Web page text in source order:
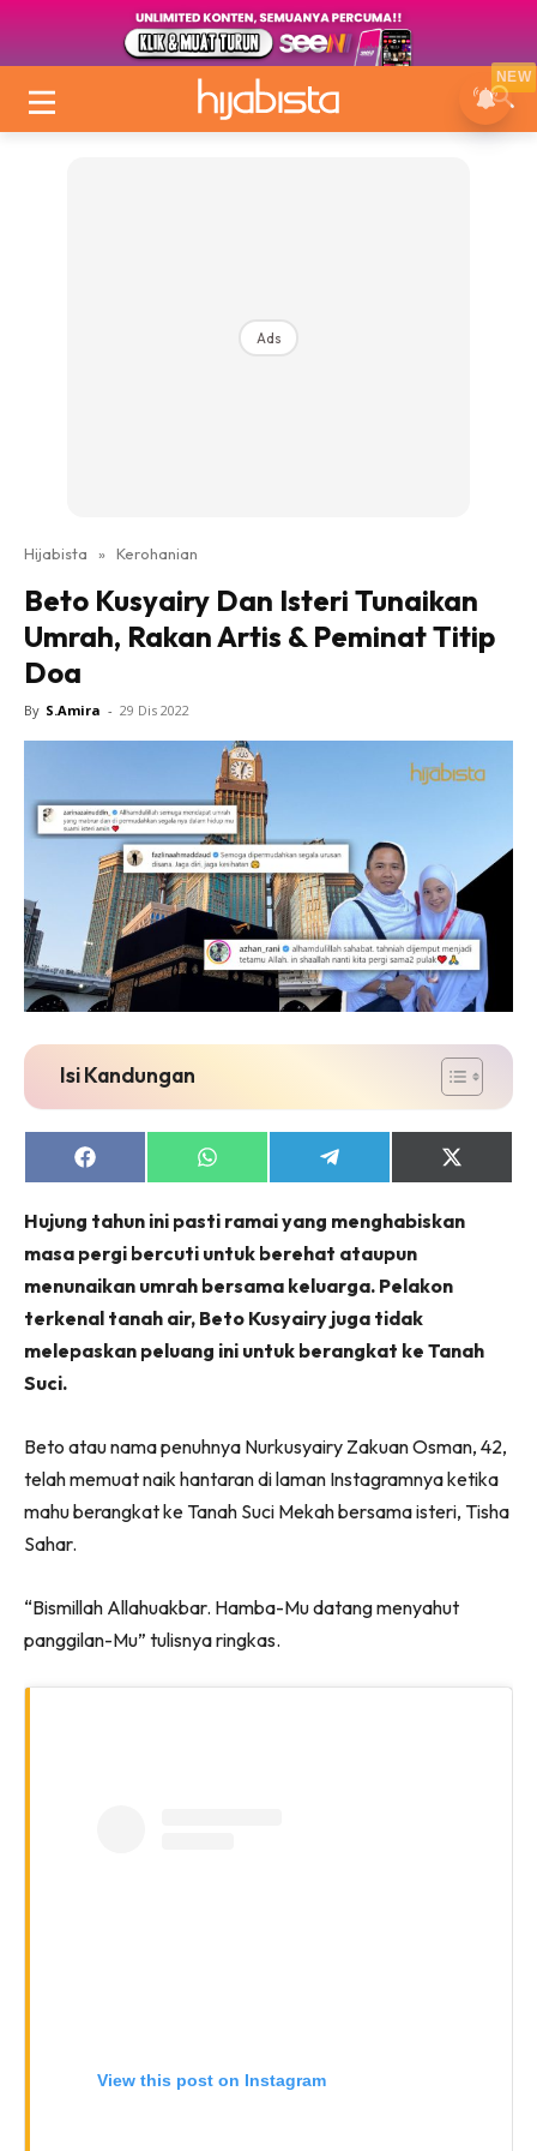
Ads
Hijabista » Kerohanian
Beto Kusyairy Dan Isteri Tunaikan
Umrah, Rakan Artis & Peminat Titip
Doa
By S.Amira - 29 Dis 2022
Isi Kandungan
Share
on
Share
on
Share
on
Share
on
(Twitter)
Hujung tahun ini pasti ramai yang menghabiskan
masa pergi bercuti untuk berehat ataupun
menunaikan umrah bersama keluarga. Pelakon
terkenal tanah air, Beto Kusyairy juga tidak
melepaskan peluang ini untuk berangkat ke Tanah
Suci.
Beto atau nama penuhnya Nurkusyairy Zakuan Osman, 42,
telah memuat naik hantaran di laman Instagramnya ketika
mahu berangkat ke Tanah Suci Mekah bersama isteri, Tisha
Sahar.
“Bismillah Allahuakbar. Hamba-Mu datang menyahut
panggilan-Mu” tulisnya ringkas.
View this post on Instagram
NEW